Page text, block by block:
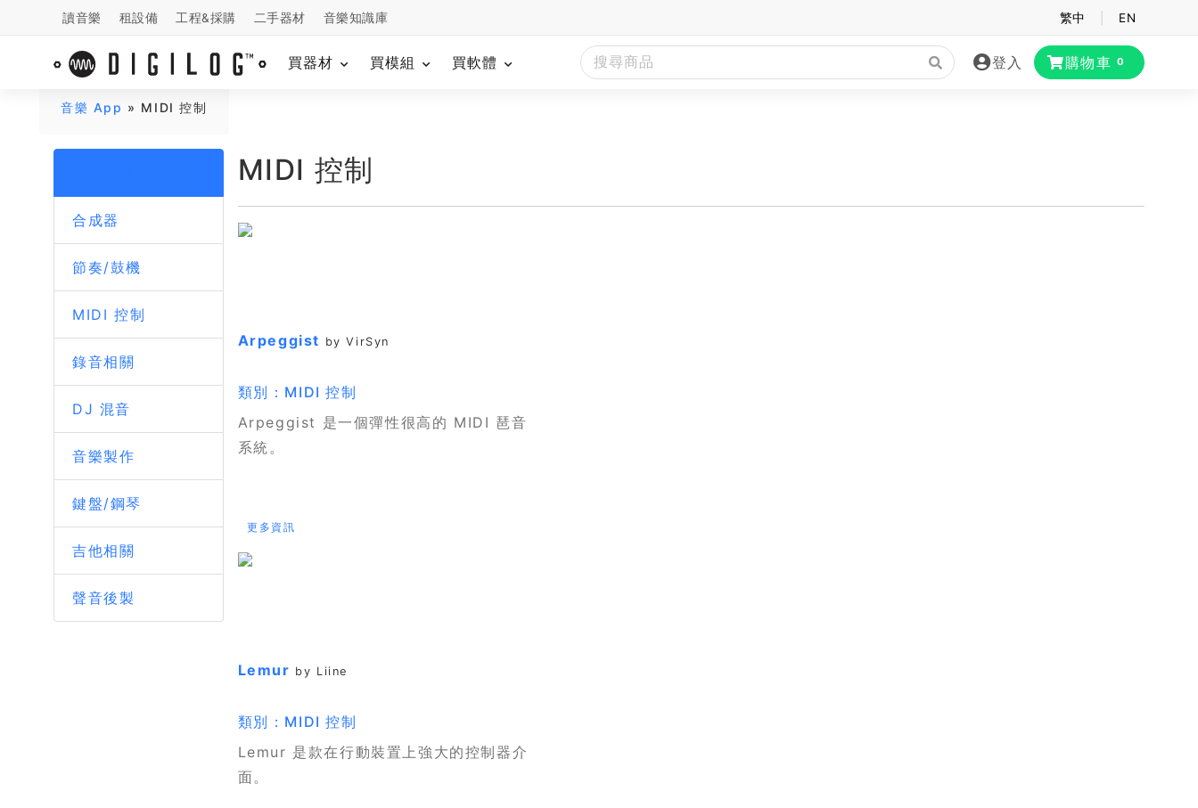
讀音樂 租設備 工程&採購 二手器材 音樂知識庫 繁中 EN
買器材 買模組 買軟體 登入 購物車 0
音樂 App » MIDI 控制
合成器
節奏/鼓機
MIDI 控制
錄音相關
DJ 混音
音樂製作
鍵盤/鋼琴
吉他相關
聲音後製
MIDI 控制
Arpeggist by VirSyn
類別：MIDI 控制
Arpeggist 是一個彈性很高的 MIDI 琶音
系統。
更多資訊
Lemur by Liine
類別：MIDI 控制
Lemur 是款在行動裝置上強大的控制器介
面。